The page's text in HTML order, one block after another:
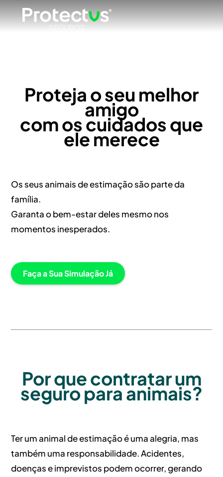
Proteja o seu melhor
amigo
com os cuidados que
ele merece
Os seus animais de estimação são parte da
família.
Garanta o bem-estar deles mesmo nos
momentos inesperados.
Faça a Sua Simulação Já
Por que contratar um
seguro para animais?
Ter um animal de estimação é uma alegria, mas
também uma responsabilidade. Acidentes,
doenças e imprevistos podem ocorrer, gerando